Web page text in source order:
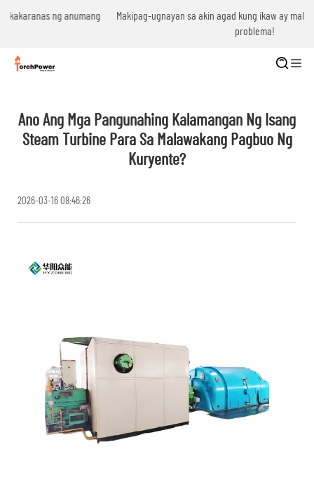
Makipag-ugnayan sa akin agad kung ikaw ay makakaranas ng anumang
Ano Ang Mga Pangunahing Kalamangan Ng Isang
Steam Turbine Para Sa Malawakang Pagbuo Ng
Kuryente?
2026-03-16 08:46:26